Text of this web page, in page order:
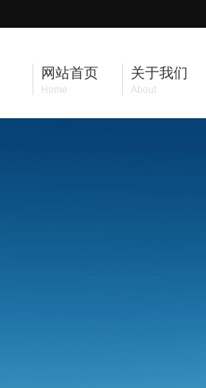
网站首页
Home
关于我们
About